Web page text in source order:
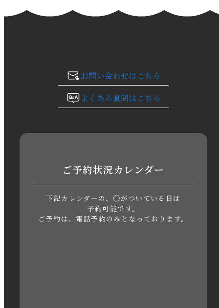
2024年1月
2023年10月
2023年8月
2023年5月
お問い合わせはこちら
よくある質問はこちら
ご予約状況カレンダー
下記カレンダーの、○がついている日は
予約可能です。
ご予約は、電話予約のみとなっております。